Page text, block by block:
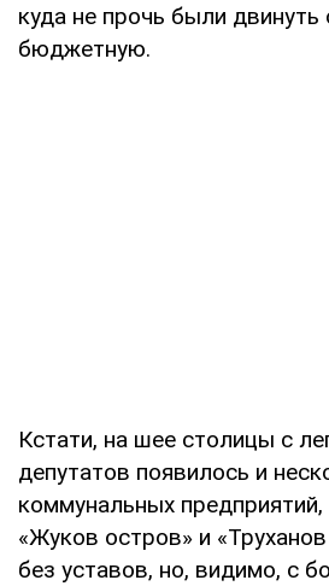
куда не прочь были
бюджетную.
Кстати, на шее столицы с
депутатов появилось и
коммунальных
«Жуков остров» и
без уставов, но, видимо, с